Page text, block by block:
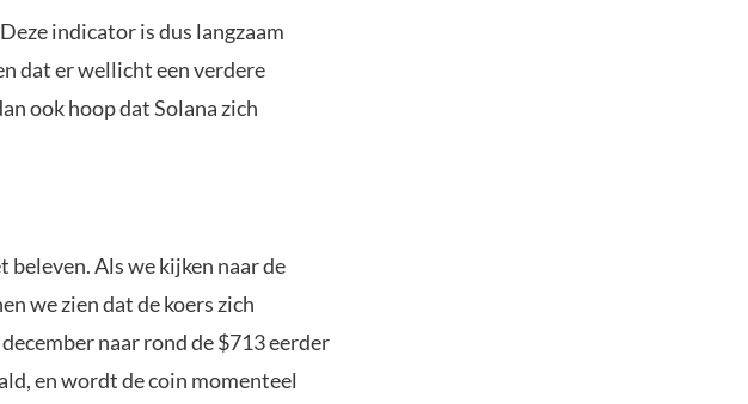
indicator is dus langzaam
dat er wellicht een verdere
ook hoop dat Solana zich
beleven. Als we kijken naar de
we zien dat de koers zich
naar rond de $713 eerder
en wordt de coin momenteel